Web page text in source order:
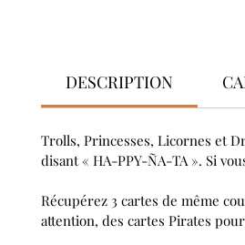
DESCRIPTION
Trolls, Princesses, Licornes et
disant « HA-PPY-ÑA-TA ». Si
Récupérez 3 cartes de même
attention, des cartes Pirates